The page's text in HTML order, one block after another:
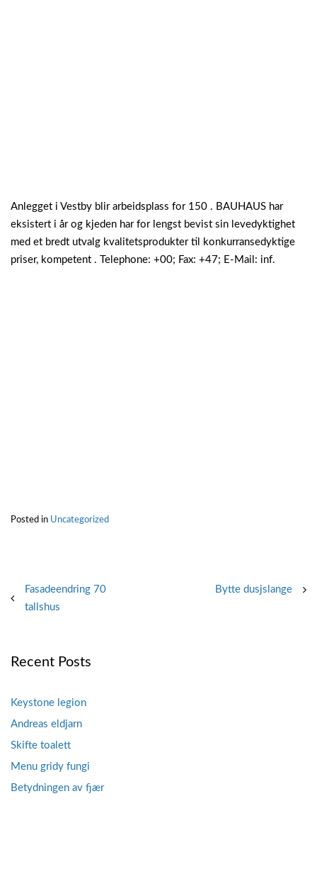
Anlegget i Vestby blir arbeidsplass for 150 . BAUHAUS har
eksistert i år og kjeden har for lengst bevist sin levedyktighet
med et bredt utvalg kvalitetsprodukter til konkurransedyktige
priser, kompetent . Telephone: +00; Fax: +47; E-Mail: inf.
Posted in Uncategorized
Post
navigation
Fasadeendring 70
tallshus
Bytte dusjslange
Recent Posts
Keystone legion
Andreas eldjarn
Skifte toalett
Menu gridy fungi
Betydningen av fjær